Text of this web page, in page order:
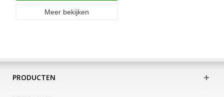
Meer bekijken
PRODUCTEN